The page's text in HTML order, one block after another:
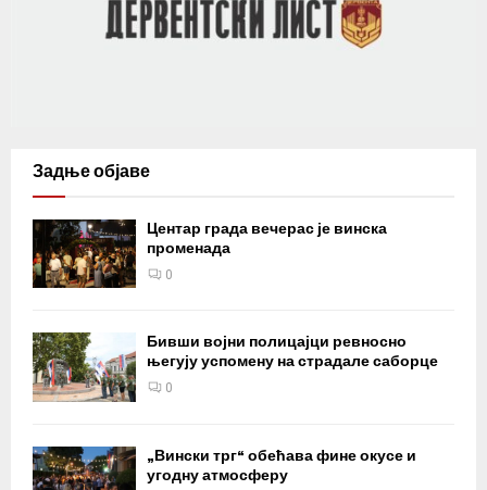
Задње објаве
Центар града вечерас је винска
променада
0
Бивши војни полицајци ревносно
његују успомену на страдале саборце
0
„Вински трг“ обећава фине окусе и
угодну атмосферу